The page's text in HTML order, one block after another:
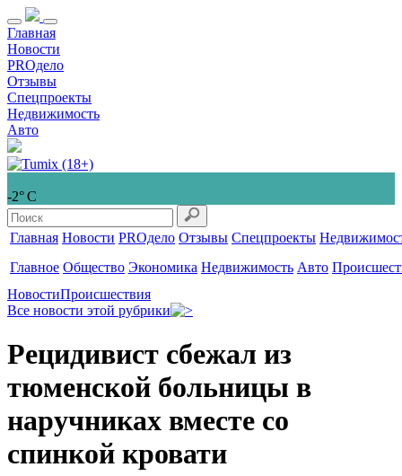
Главная
Новости
PROдело
Отзывы
Спецпроекты
Недвижимость
Авто
-2° С
Главная Новости PROдело Отзывы Спецпроекты
Главное Общество Экономика Недвижимость Авто
НовостиПроисшествия
Все новости этой рубрики
Рецидивист сбежал из
тюменской больницы в
наручниках вместе со
спинкой кровати